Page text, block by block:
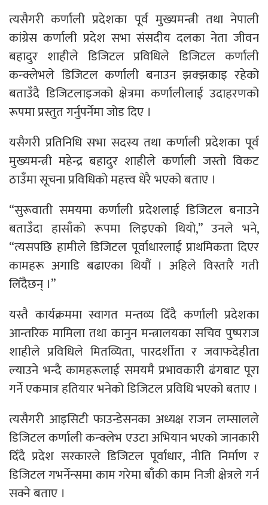
त्यसैगरी कर्णाली प्रदेशका पूर्व मुख्यमन्त्री तथा नेपाली
कांग्रेस कर्णाली प्रदेश सभा संसदीय दलका नेता जीवन
बहादुर शाहीले डिजिटल प्रविधिले डिजिटल कर्णाली
कन्क्लेभले डिजिटल कर्णाली बनाउन झक्झकाइ रहेको
बताउँदै डिजिटलाइजको क्षेत्रमा कर्णालीलाई उदाहरणको
रूपमा प्रस्तुत गर्नुपर्नेमा जोड दिए ।
यसैगरी प्रतिनिधि सभा सदस्य तथा कर्णाली प्रदेशका पूर्व
मुख्यमन्त्री महेन्द्र बहादुर शाहीले कर्णाली जस्तो विकट
ठाउँमा सूचना प्रविधिको महत्त्व धेरै भएको बताए ।
“सुरूवाती समयमा कर्णाली प्रदेशलाई डिजिटल बनाउने
बताउँदा हासाँको रूपमा लिइएको थियो,” उनले भने,
“त्यसपछि हामीले डिजिटल पूर्वाधारलाई प्राथमिकता दिएर
कामहरू अगाडि बढाएका थियौं । अहिले विस्तारै गती
लिँदैछन् ।”
यस्तै कार्यक्रममा स्वागत मन्तव्य दिँदै कर्णाली प्रदेशका
आन्तरिक मामिला तथा कानुन मन्त्रालयका सचिव पुष्पराज
शाहीले प्रविधिले मितव्यिता, पारदर्शीता र जवाफदेहीता
ल्याउने भन्दै कामहरूलाई समयमै प्रभावकारी ढंगबाट पूरा
गर्ने एकमात्र हतियार भनेको डिजिटल प्रविधि भएको बताए ।
त्यसैगरी आइसिटी फाउन्डेसनका अध्यक्ष राजन लम्सालले
डिजिटल कर्णाली कन्क्लेभ एउटा अभियान भएको जानकारी
दिँदै प्रदेश सरकारले डिजिटल पूर्वाधार, नीति निर्माण र
डिजिटल गभर्नेन्समा काम गरेमा बाँकी काम निजी क्षेत्रले गर्न
सक्ने बताए ।